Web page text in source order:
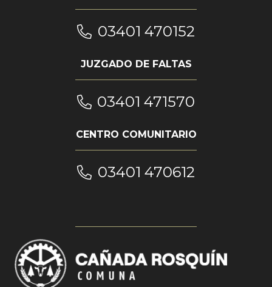
03401 470152
JUZGADO DE FALTAS
03401 471570
CENTRO COMUNITARIO
03401 470612